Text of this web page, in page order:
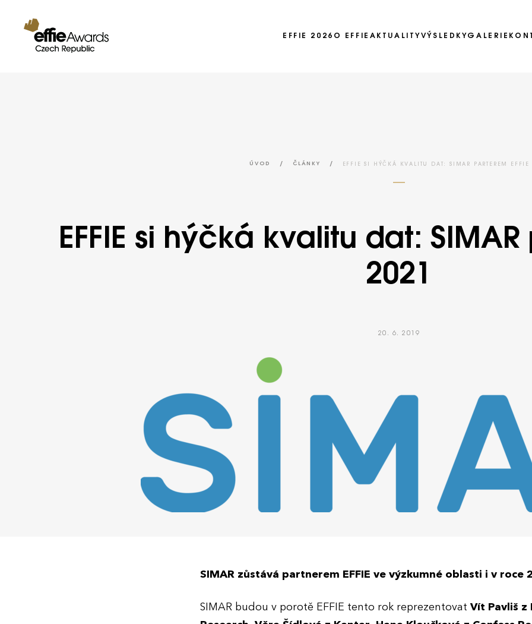
EFFIE 2026 O EFFIE AKTUALITY VÝSLEDKY
Ročník 2021
Ročník 2018
GALERIE
ÚVOD / ČLÁNKY / EFFIE SI HÝČKÁ KVALITU DAT: SIMAR PARTEREM
EFFIE si hýčká kvalitu dat: SIMAR
2021
20. 6. 2019
SIMAR zůstává partnerem EFFIE ve výzkumné oblasti i v roce
SIMAR budou v porotě EFFIE tento rok reprezentovat Vít Pavliš z